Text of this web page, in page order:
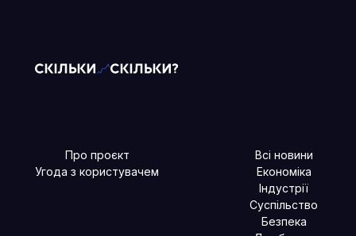
Про проєкт
Угода з користувачем
Всі новини
Економіка
Індустрії
Суспільство
Безпека